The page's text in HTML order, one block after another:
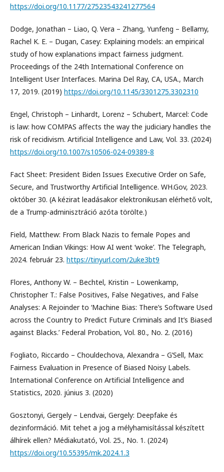
https://doi.org/10.1177/27523543241277564
Dodge, Jonathan – Liao, Q. Vera – Zhang, Yunfeng – Bellamy,
Rachel K. E. – Dugan, Casey: Explaining models: an empirical
study of how explanations impact fairness judgment.
Proceedings of the 24th International Conference on
Intelligent User Interfaces. Marina Del Ray, CA, USA., March
17, 2019. (2019) https://doi.org/10.1145/3301275.3302310
Engel, Christoph – Linhardt, Lorenz – Schubert, Marcel: Code
is law: how COMPAS affects the way the judiciary handles the
risk of recidivism. Artificial Intelligence and Law, Vol. 33. (2024)
https://doi.org/10.1007/s10506-024-09389-8
Fact Sheet: President Biden Issues Executive Order on Safe,
Secure, and Trustworthy Artificial Intelligence. WH.Gov, 2023.
október 30. (A kézirat leadásakor elektronikusan elérhető volt,
de a Trump-adminisztráció azóta törölte.)
Field, Matthew: From Black Nazis to female Popes and
American Indian Vikings: How AI went ‘woke’. The Telegraph,
2024. február 23. https://tinyurl.com/2uke3bt9
Flores, Anthony W. – Bechtel, Kristin – Lowenkamp,
Christopher T.: False Positives, False Negatives, and False
Analyses: A Rejoinder to ‘Machine Bias: There’s Software Used
across the Country to Predict Future Criminals and It’s Biased
against Blacks.’ Federal Probation, Vol. 80., No. 2. (2016)
Fogliato, Riccardo – Chouldechova, Alexandra – G’Sell, Max:
Fairness Evaluation in Presence of Biased Noisy Labels.
International Conference on Artificial Intelligence and
Statistics, 2020. június 3. (2020)
Gosztonyi, Gergely – Lendvai, Gergely: Deepfake és
dezinformáció. Mit tehet a jog a mélyhamisítással készített
álhírek ellen? Médiakutató, Vol. 25., No. 1. (2024)
https://doi.org/10.55395/mk.2024.1.3